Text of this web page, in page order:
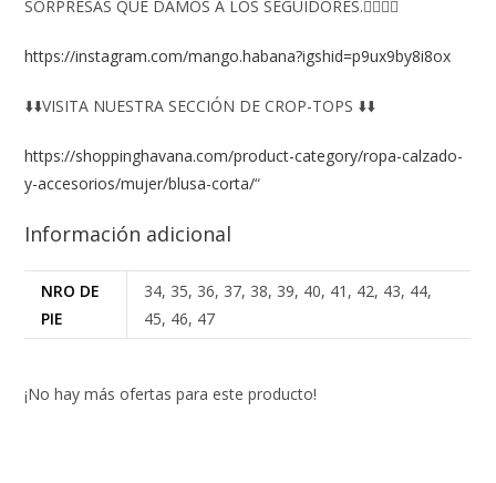
SORPRESAS QUE DAMOS A LOS SEGUIDORES.👇🏻👇🏻
https://instagram.com/mango.habana?igshid=p9ux9by8i8ox
⬇️⬇️VISITA NUESTRA SECCIÓN DE CROP-TOPS ⬇️⬇️
https://shoppinghavana.com/product-category/ropa-calzado-
y-accesorios/mujer/blusa-corta/“
Información adicional
NRO DE
PIE
34, 35, 36, 37, 38, 39, 40, 41, 42, 43, 44,
45, 46, 47
¡No hay más ofertas para este producto!